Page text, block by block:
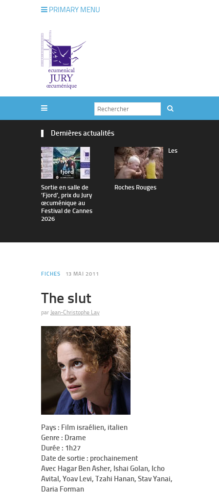
PRIMARY MENU
Dernières actualités
Sortie en salle de
’Fjord’, prix du Jury
œcuménique au
Festival de Cannes
2026
Les
Roches Rouges
FICHES 13 MAI 2011
The slut
par Jean-Christophe Lay
Pays : Film israélien, italien
Genre : Drame
Durée : 1h27
Date de sortie : prochainement
Avec Hagar Ben Asher, Ishai Golan, Icho
Avital, Yoav Levi, Tzahi Hanan, Stav Yanai,
Daria Forman